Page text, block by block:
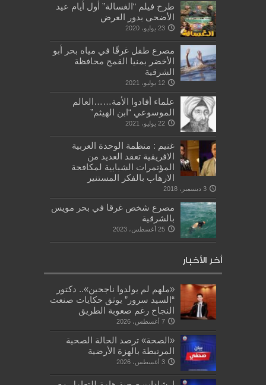
طرح فيلم “الغسالة” أول أيام عيد
الأضحى بدور العرض
23 يوليو، 2020
مصرع طفل غرقًا في مياه بحر أبو
الأخضر بمنيا القمح محافظة
الشرقية
12 يوليو، 2021
علماء أفادوا الأمة……العالم
الموسوعي “ابن الهيثم”
22 يوليو، 2021
غنيم : منظمة الوحدة العربية
الافريقية تعقد العديد من
المؤتمرات الشبابية لمكافحة
الارهاب بالفكر المستنير
3 ديسمبر، 2018
مصرع شخص غرقا في بحر مويس
بالشرقية
25 أغسطس، 2023
أخر الأخبار
«ملهم لم يولدوا ناجحين».. دكتور
“السيد سرور” يوثق حكايات صنعت
النجاح رغم صعوبة الطريق
7 أغسطس، 2026
«الصحة» ترصد الحالة الصحية
المرتبطة بالهزة الأرضية
3 أغسطس، 2026